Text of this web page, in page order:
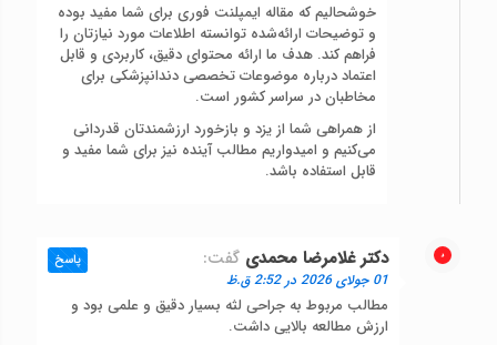
خوشحالیم که مقاله ایمپلنت فوری برای شما مفید بوده
و توضیحات ارائه‌شده توانسته اطلاعات مورد نیازتان را
فراهم کند. هدف ما ارائه محتوای دقیق، کاربردی و قابل
اعتماد درباره موضوعات تخصصی دندانپزشکی برای
مخاطبان در سراسر کشور است.
از همراهی شما از یزد و بازخورد ارزشمندتان قدردانی
می‌کنیم و امیدواریم مطالب آینده نیز برای شما مفید و
قابل استفاده باشد.
دکتر غلامرضا محمدی گفت:
01 جولای 2026 در 2:52 ق.ظ
مطالب مربوط به جراحی لثه بسیار دقیق و علمی بود و
ارزش مطالعه بالایی داشت.
پاسخ